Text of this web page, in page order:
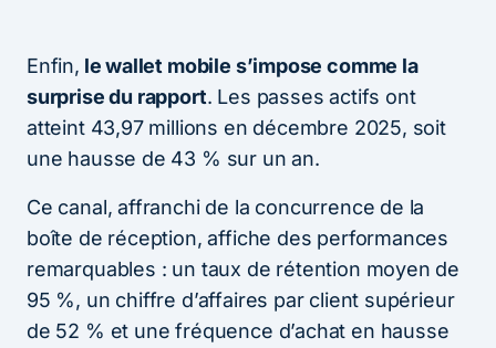
Enfin, le wallet mobile s’impose comme la
surprise du rapport. Les passes actifs ont
atteint 43,97 millions en décembre 2025, soit
une hausse de 43 % sur un an.
Ce canal, affranchi de la concurrence de la
boîte de réception, affiche des performances
remarquables : un taux de rétention moyen de
95 %, un chiffre d’affaires par client supérieur
de 52 % et une fréquence d’achat en hausse